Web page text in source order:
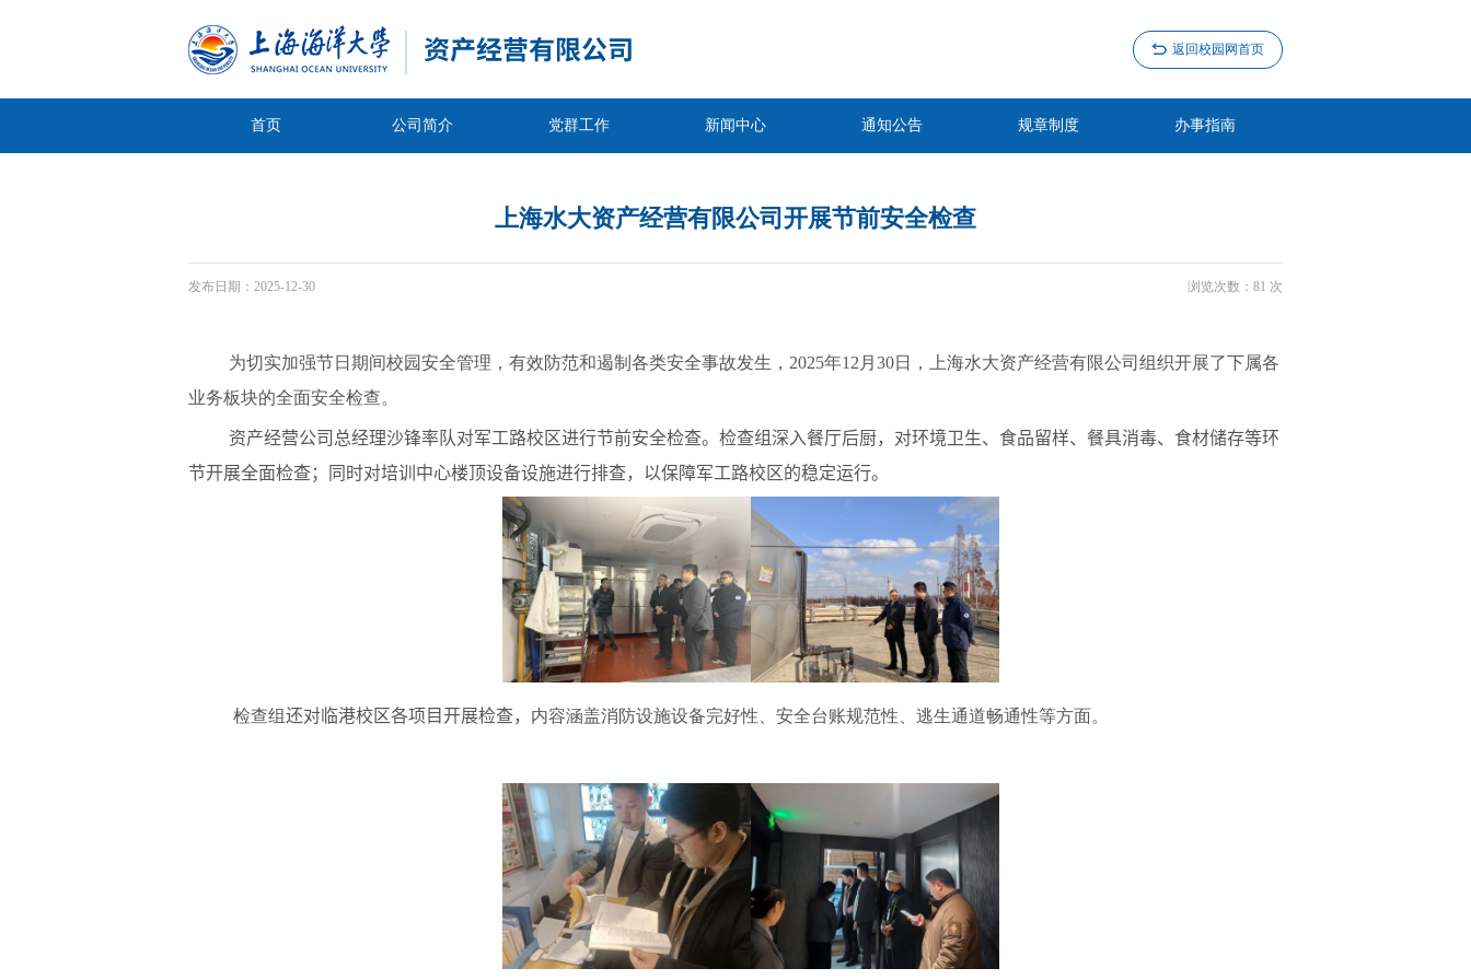
返回校园网首页
首页 公司简介 党群工作 新闻中心 通知公告 规章制度 办事指南
上海水大资产经营有限公司开展节前安全检查
发布日期： 2025-12-30 浏览次数： 81 次
为切实加强节日期间校园安全管理，有效防范和遏制各类安全事故发生，2025年12月30日，上海水大资产经营有限公司组织开展了下属各
业务板块的全面安全检查。
资产经营公司总经理沙锋率队对军工路校区进行节前安全检查。检查组深入餐厅后厨，对环境卫生、食品留样、餐具消毒、食材储存等环
节开展全面检查；
同时对培训中心楼顶设备设施进行排查，以保障军工路校区的稳定运行。
检查组还对临港校区各项目开展检查， 内容涵盖消防设施设备完好性、安全台账规范性、逃生通道畅通性等方面。